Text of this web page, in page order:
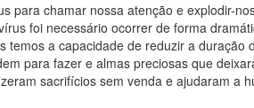
para chamar nossa atenção e explodir-
foi necessário ocorrer de forma
a capacidade de reduzir a duração
para fazer e almas preciosas que
sacrifícios sem venda e ajudaram a